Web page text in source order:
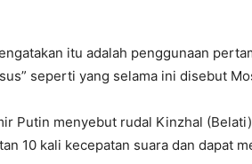
itu adalah penggunaan
seperti yang selama ini disebut
Putin menyebut rudal Kinzhal
10 kali kecepatan suara dan dapat